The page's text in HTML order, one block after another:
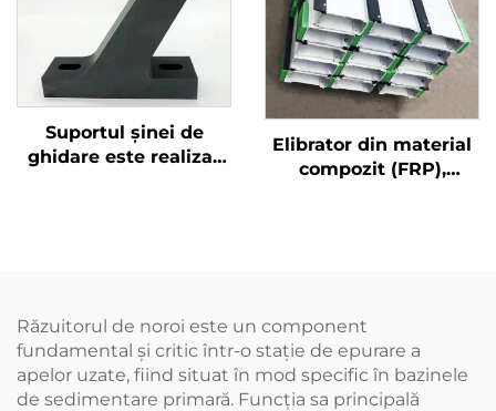
Suportul șinei de
ghidare este realizat
Elibrator din material
compozit (FRP),
Răzuitorul de noroi este un component
fundamental și critic într-o stație de epurare a
apelor uzate, fiind situat în mod specific în bazinele
de sedimentare primară. Funcția sa principală